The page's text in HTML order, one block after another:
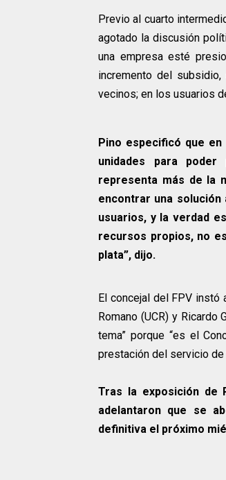
Previo al cuarto
agotado la discusión
una empresa esté
incremento del
vecinos; en los usuarios
Pino especificó que
unidades para
representa más de la
encontrar una
usuarios, y la verdad
recursos propios, no
plata”, dijo.
El concejal del FPV instó
Romano (UCR) y
tema” porque “es el
prestación del servicio
Tras la exposición de
adelantaron que se
definitiva el próximo